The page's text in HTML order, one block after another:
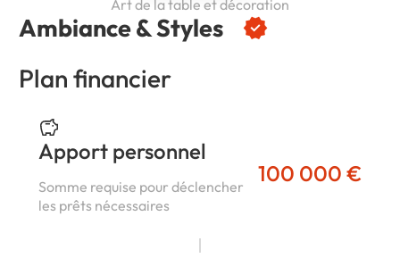
Ambiance & Styles
Art de la table et décoration
Plan financier
Apport personnel
Somme requise pour déclencher
les prêts nécessaires
100 000 €